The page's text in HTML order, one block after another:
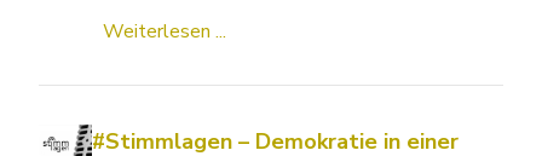
Weiterlesen ...
#Stimmlagen – Demokratie in einer